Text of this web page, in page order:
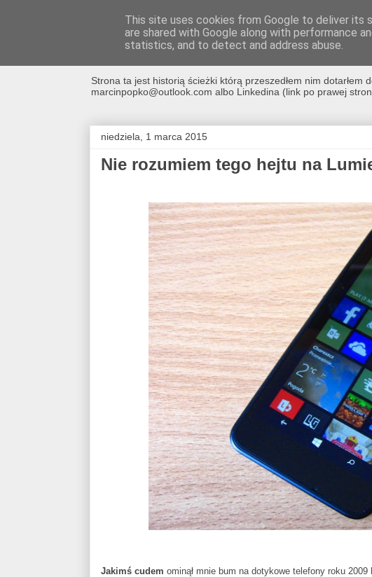
avrland.it - nic co
Strona ta jest historią ścieżki którą przeszedłem nim
marcinpopko@outlook.com albo Linkedina (link po prawej
niedziela, 1 marca 2015
Nie rozumiem tego hejtu na
Jakimś cudem ominął mnie bum na dotykowe telefony roku
This site uses cookies from Google to deliver its
are shared with Google along with performance
statistics, and to detect and address abuse.